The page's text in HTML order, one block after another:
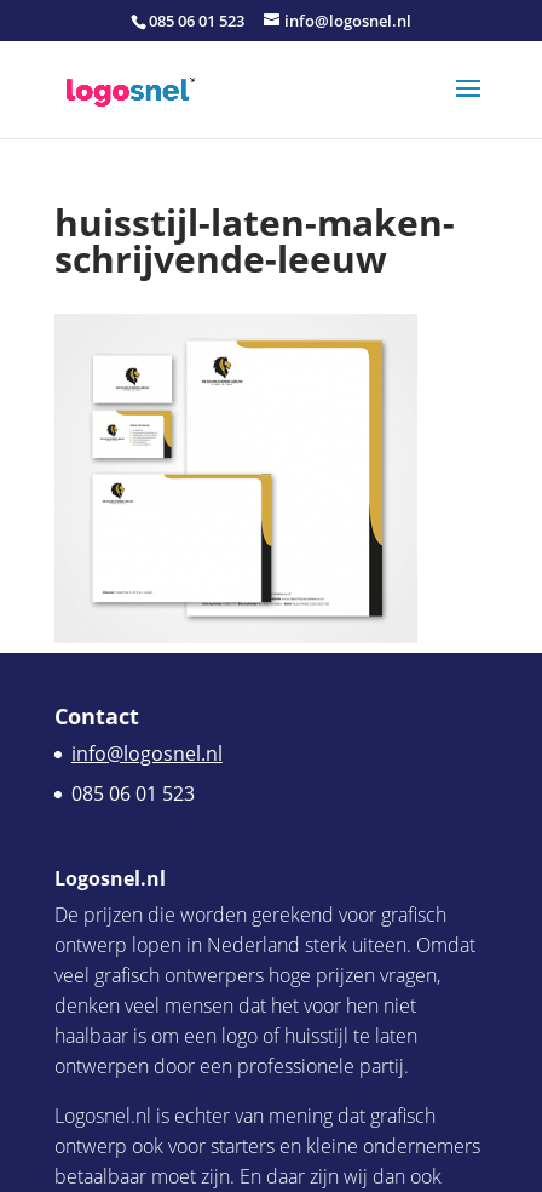
085 06 01 523 info@logosnel.nl
huisstijl-laten-maken-
schrijvende-leeuw
Contact
info@logosnel.nl
085 06 01 523
Logosnel.nl
De prijzen die worden gerekend voor grafisch
ontwerp lopen in Nederland sterk uiteen. Omdat
veel grafisch ontwerpers hoge prijzen vragen,
denken veel mensen dat het voor hen niet
haalbaar is om een logo of huisstijl te laten
ontwerpen door een professionele partij.
Logosnel.nl is echter van mening dat grafisch
ontwerp ook voor starters en kleine ondernemers
betaalbaar moet zijn. En daar zijn wij dan ook